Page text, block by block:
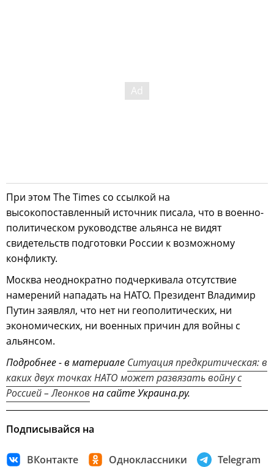
При этом The Times со ссылкой на
высокопоставленный источник писала, что в военно-
политическом руководстве альянса не видят
свидетельств подготовки России к возможному
конфликту.
Москва неоднократно подчеркивала отсутствие
намерений нападать на НАТО. Президент Владимир
Путин заявлял, что нет ни геополитических, ни
экономических, ни военных причин для войны с
альянсом.
Подробнее - в материале Ситуация предкритическая: в
каких двух точках НАТО может развязать войну с
Россией – Леонков на сайте Украина.ру.
Подписывайся на
ВКонтакте Одноклассники Telegram